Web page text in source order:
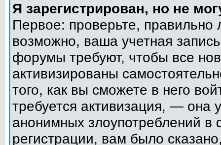
Я зарегистрирован, но не
Первое: проверьте,
возможно, ваша учетная
форумы требуют, чтобы все
активизированы
того, как вы сможете в него
требуется активизация, — она
анонимных злоупотреблений
регистрации, вам было